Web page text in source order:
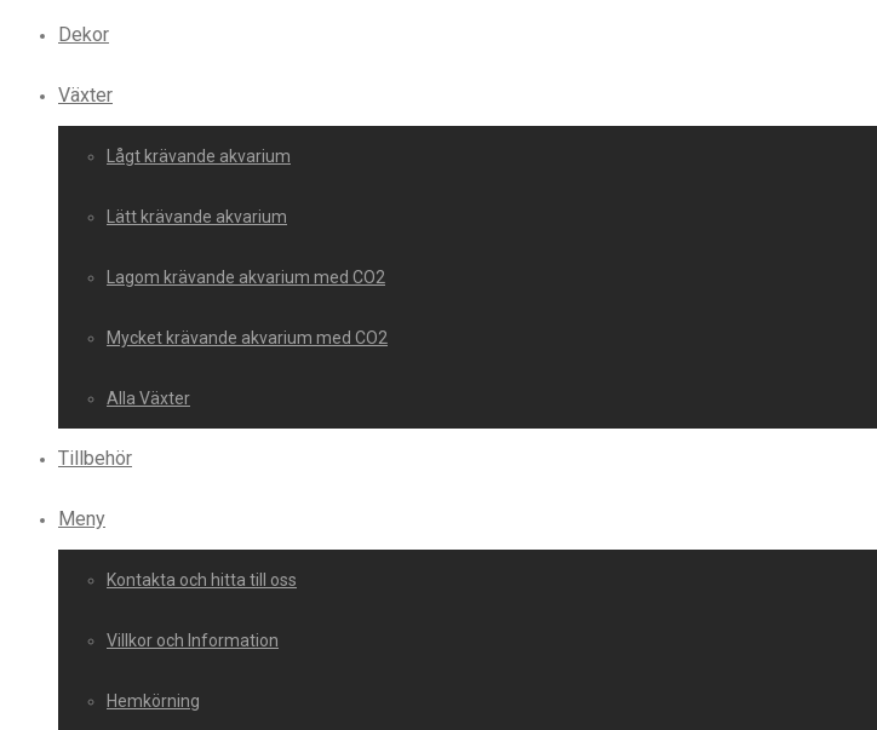
Dekor
Växter
Lågt krävande akvarium
Lätt krävande akvarium
Lagom krävande akvarium med CO2
Mycket krävande akvarium med CO2
Alla Växter
Tillbehör
Meny
Kontakta och hitta till oss
Villkor och Information
Hemkörning